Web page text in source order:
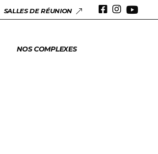
SALLES DE RÉUNION
NOS COMPLEXES